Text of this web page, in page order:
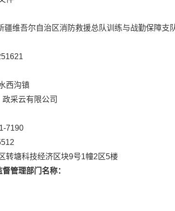
疆维吾尔自治区消防救援总队训练与战勤保障支
西沟镇
政采云有限公司
7190
转塘科技经济区块9号1幢2区5楼
管理部门名称：